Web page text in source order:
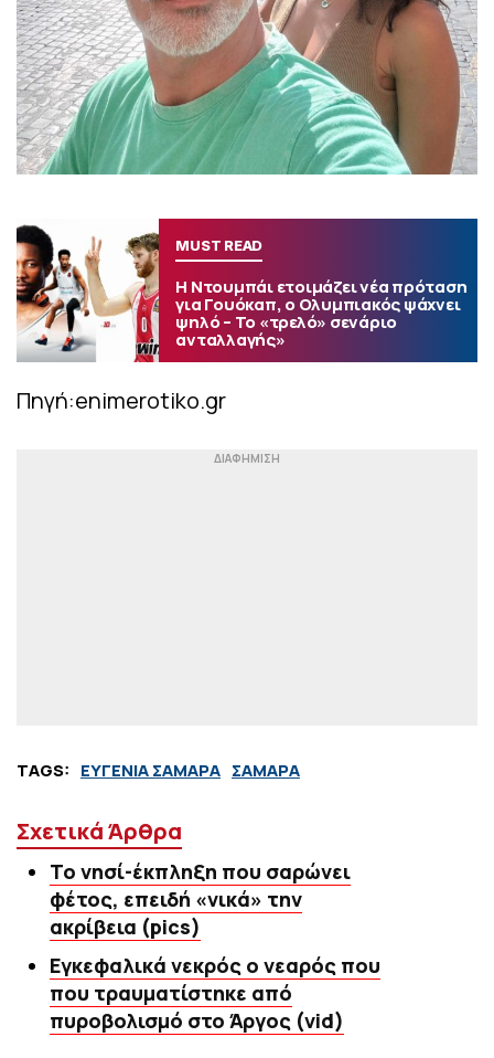
MUST READ
Η Ντουμπάι ετοιμάζει νέα πρόταση
για Γουόκαπ, ο Ολυμπιακός ψάχνει
ψηλό – Το «τρελό» σενάριο
ανταλλαγής»
Πηγή:enimerotiko.gr
TAGS: ΕΥΓΕΝΙΑ ΣΑΜΑΡΑ ΣΑΜΑΡΑ
Σχετικά Άρθρα
Το νησί-έκπληξη που σαρώνει
φέτος, επειδή «νικά» την
ακρίβεια (pics)
Εγκεφαλικά νεκρός ο νεαρός που
που τραυματίστηκε από
πυροβολισμό στο Άργος (vid)